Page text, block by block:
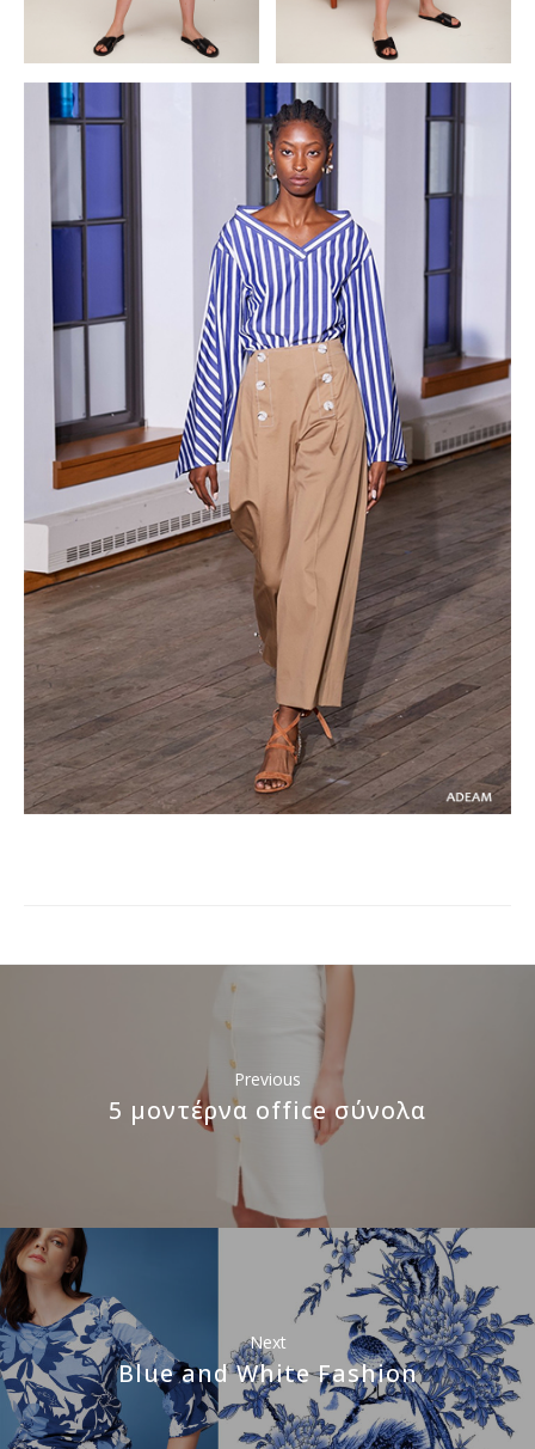
Previous
5 μοντέρνα office σύνολα
Next
Blue and White Fashion